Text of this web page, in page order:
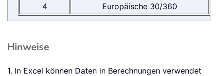
4
Europäische 30/360
Hinweise
1. In Excel können Daten in Berechnungen verwendet